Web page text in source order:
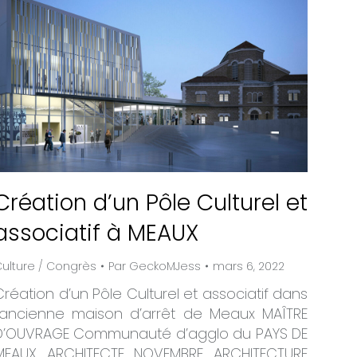
d’un Pôle Culturel et
à MEAUX
/ Congrès Par GeckoMJess mars 6, 2022
d’un Pôle Culturel et associatif dans
maison d’arrêt de Meaux MAÎTRE
Communauté d’agglo du PAYS DE